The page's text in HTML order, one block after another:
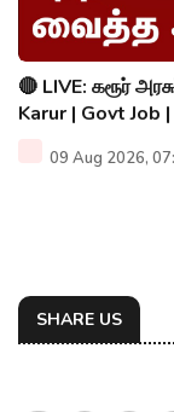
🔴 LIVE: கரூர்
Karur | Govt Job
09 Aug 2026,
SHARE US